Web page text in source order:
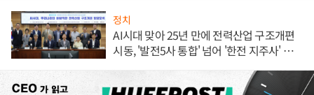
정치
AI시대 맞아 25년 만에 전력산업 구조개편
시동, '발전5사 통합' 넘어 '한전 지주사' 재편